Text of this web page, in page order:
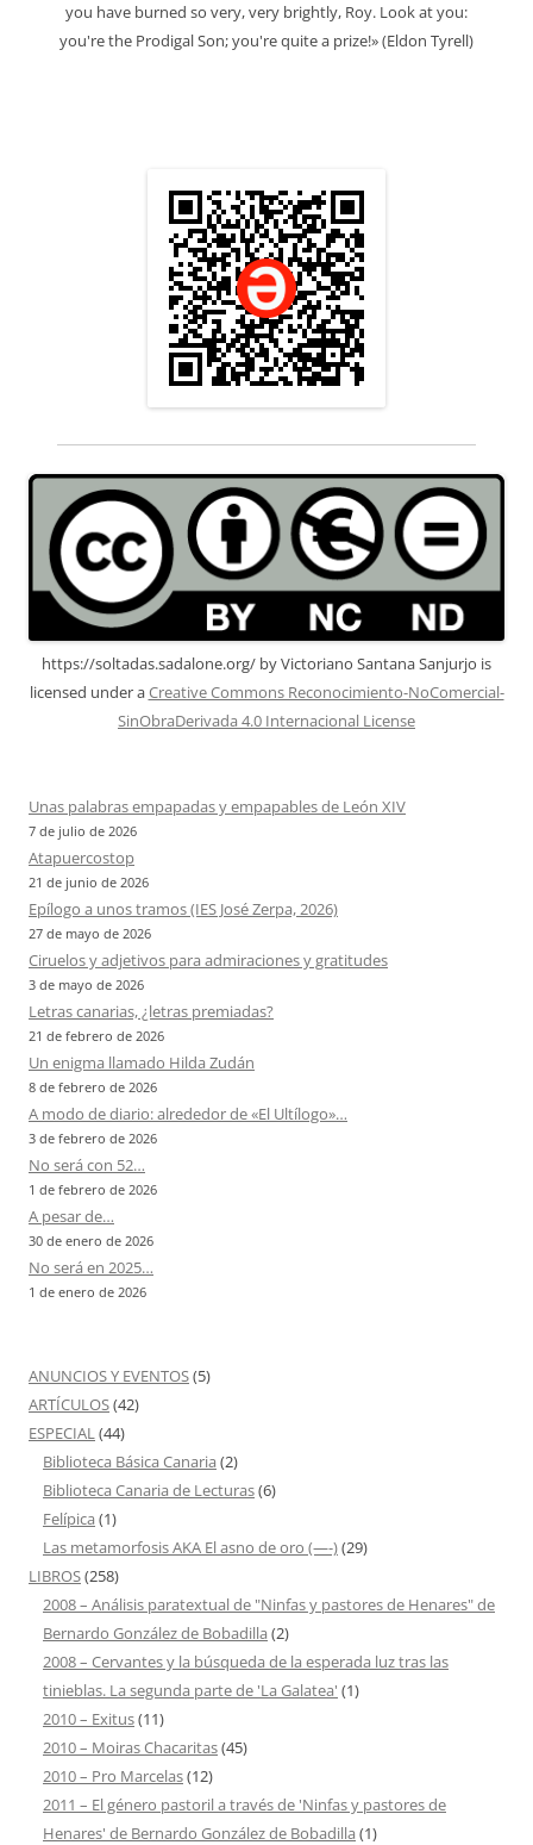
you have burned so very, very brightly, Roy. Look at you:
you're the Prodigal Son; you're quite a prize!» (Eldon Tyrell)
https://soltadas.sadalone.org/ byVictoriano Santana Sanjurjo is
licensed under aCreative Commons Reconocimiento-NoComercial-
SinObraDerivada 4.0 Internacional License
Unas palabras empapadas y empapables de León XIV
7 de julio de 2026
Atapuercostop
21 de junio de 2026
Epílogo a unos tramos (IES José Zerpa, 2026)
27 de mayo de 2026
Ciruelos y adjetivos para admiraciones y gratitudes
3 de mayo de 2026
Letras canarias, ¿letras premiadas?
21 de febrero de 2026
Un enigma llamado Hilda Zudán
8 de febrero de 2026
A modo de diario: alrededor de «El Ultílogo»…
3 de febrero de 2026
No será con 52…
1 de febrero de 2026
A pesar de…
30 de enero de 2026
No será en 2025…
1 de enero de 2026
ANUNCIOS Y EVENTOS(5)
ARTÍCULOS(42)
ESPECIAL(44)
Biblioteca Básica Canaria (2)
Biblioteca Canaria de Lecturas(6)
Felípica (1)
Las metamorfosis AKA El asno de oro (—-)(29)
LIBROS(258)
2008 – Análisis paratextual de "Ninfas y pastores de Henares" de
Bernardo González de Bobadilla (2)
2008 – Cervantes y la búsqueda de la esperada luz tras las
tinieblas. La segunda parte de 'La Galatea' (1)
2010 – Exitus(11)
2010 – Moiras Chacaritas(45)
2010 – Pro Marcelas(12)
2011 – El género pastoril a través de 'Ninfas y pastores de
Henares' de Bernardo González de Bobadilla (1)